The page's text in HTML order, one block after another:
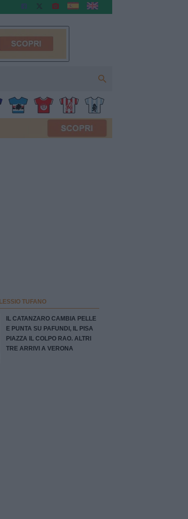
TUFANO
IL CATANZARO CAMBIA PELLE
E PUNTA SU PAFUNDI, IL PISA
PIAZZA IL COLPO RAO. ALTRI
TRE ARRIVI A VERONA